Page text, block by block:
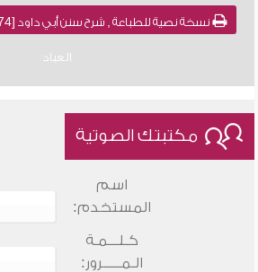
العباد
مكتبتك الصوتية
اسم
المستخدم:
كـلـــمـة
الـمـــــرور: